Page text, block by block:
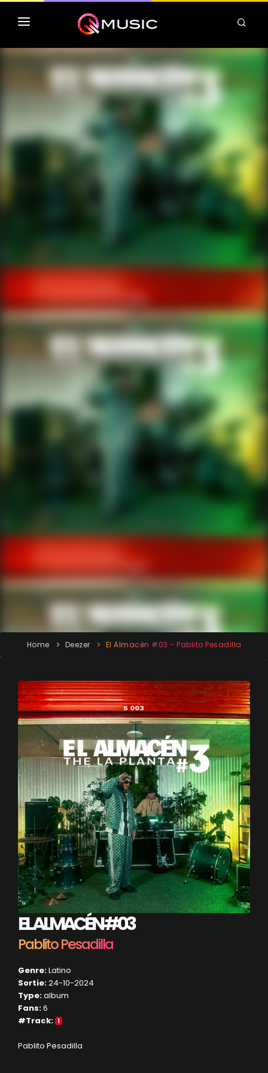
TOP MP3 ITUNES
Home Deezer El Almacén #03 - Pablito Pesadilla
EL ALMACÉN #03
Pablito Pesadilla
Genre:Latino
Sortie:24-10-2024
Type:album
Fans:6
#Track: 1
Pablito Pesadilla